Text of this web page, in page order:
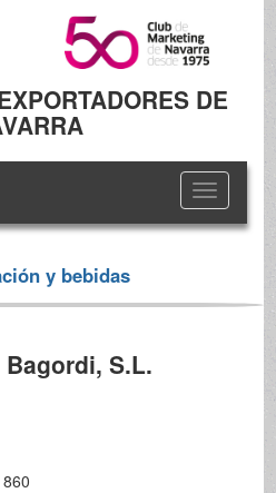
DE
Toggle
navigation
y bebidas
S.L.